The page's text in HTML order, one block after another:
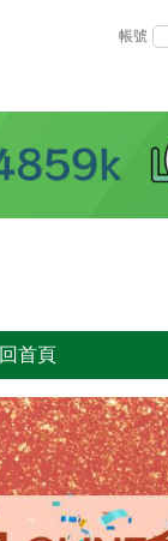
帳號
回首頁